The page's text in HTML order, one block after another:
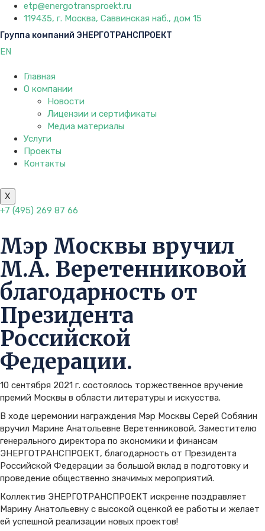
etp@energotransproekt.ru
119435, г. Москва, Саввинская наб., дом 15
Группа компаний ЭНЕРГОТРАНСПРОЕКТ
EN
Главная
О компании
Новости
Лицензии и сертификаты
Медиа материалы
Услуги
Проекты
Контакты
X
+7 (495) 269 87 66
Мэр Москвы вручил
М.А. Веретенниковой
благодарность от
Президента
Российской
Федерации.
10 сентября 2021 г. состоялось торжественное вручение
премий Москвы в области литературы и искусства.
В ходе церемонии награждения Мэр Москвы Серей Собянин
вручил Марине Анатольевне Веретенниковой, Заместителю
генерального директора по экономики и финансам
ЭНЕРГОТРАНСПРОЕКТ, благодарность от Президента
Российской Федерации за большой вклад в подготовку и
проведение общественно значимых мероприятий.
Коллектив ЭНЕРГОТРАНСПРОЕКТ искренне поздравляет
Марину Анатольевну с высокой оценкой ее работы и желает
ей успешной реализации новых проектов!